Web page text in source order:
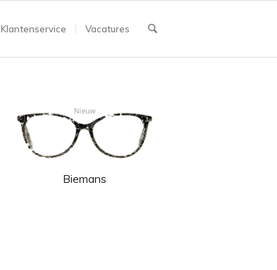
Klantenservice Vacatures
Biemans